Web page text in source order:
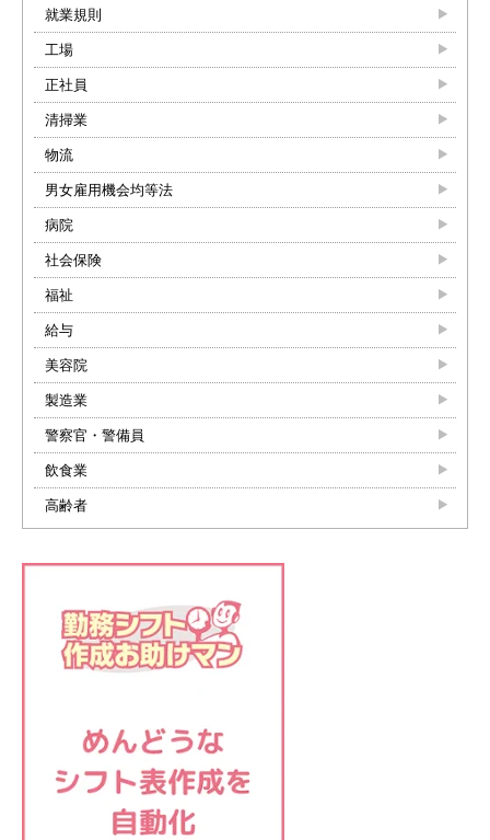
就業規則
工場
正社員
清掃業
物流
男女雇用機会均等法
病院
社会保険
福祉
給与
美容院
製造業
警察官・警備員
飲食業
高齢者